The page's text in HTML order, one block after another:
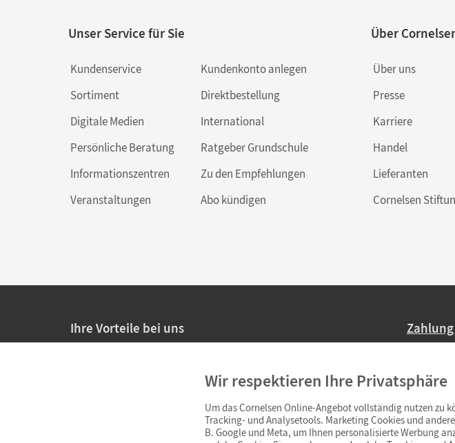
Unser Service für Sie
Kundenservice
Sortiment
Digitale Medien
Persönliche Beratung
Informationszentren
Veranstaltungen
Kundenkonto anlegen
Direktbestellung
International
Ratgeber Grundschule
Zu den Empfehlungen
Abo kündigen
Über
Über uns
Presse
Karriere
Handel
Lieferanten
Cornelsen
Ihre Vorteile bei uns
Persönliche Angebote für Lehrkräfte
Sicheres Einkaufen mit SSL-Verschlüsselung
Ab 59,–
Wir respektieren Ihre Privatsphäre
Um das Cornelsen Online-Angebot vollständig nutzen zu
Tracking- und Analysetools. Marketing Cookies und
B. Google und Meta, um Ihnen personalisierte Werbung